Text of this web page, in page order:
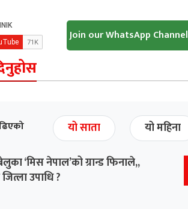
Join our WhatsApp Channel
यो साता यो महिना
‘मिस नेपाल’को ग्रान्ड फिनाले,,
उपाधि ?